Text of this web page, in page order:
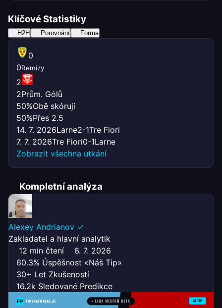
Klíčové Statistiky
H2H Porovnání Forma
0
0Remízy
2
2Prům. Gólů
50%Obě skórují
50%Přes 2.5
14. 7. 2026Larne2-1Tre Fiori
7. 7. 2026Tre Fiori0-1Larne
Zobrazit všechna utkání
Kompletní analýza
Alexey Andrianov ✓
Zakladatel a hlavní analytik
12 min čtení
6. 7. 2026
60.3% Úspěšnost «Náš Tip»
30+ Let Zkušeností
16.2k Sledované Predikce